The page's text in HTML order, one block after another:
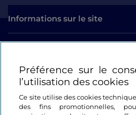
Informations sur le site
Se connecter
Suivez-nous
Préférence sur le
l’utilisation des cookies
Ce site utilise des cookies
des fins promotionnelles,